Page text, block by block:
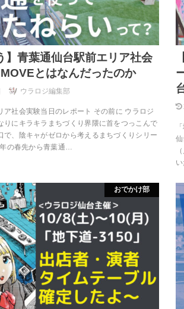
】青葉通仙台駅前エリア社会
とはなんだったのか
ウラロジ編集部
ア社会実験当日のレポート その前に ウラロジ
りにキラキラまちづくり界隈に首をつっこんで
で、陰キャがゼロから考えるまちづくりシリー
の春先から青葉通…
おでかけ部